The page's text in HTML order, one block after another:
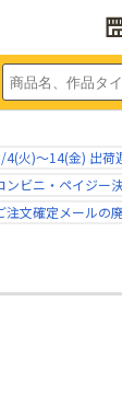
4(火)～14(金) 出荷
ンビニ・ペイジー
注文確定メールの